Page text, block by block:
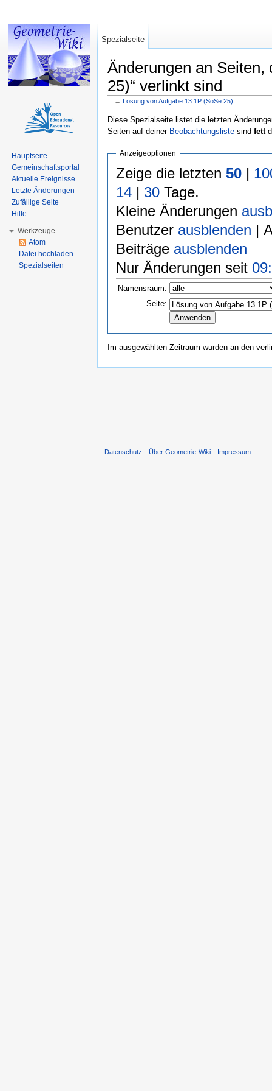
Änderungen an Seiten,
25)“ verlinkt sind
← Lösung von Aufgabe 13.1P (SoSe 25)
Diese Spezialseite listet die letzten
Seiten auf deiner Beobachtungsliste sind fett
Anzeigeoptionen
Zeige die letzten 50|
14| 30Tage.
Kleine Änderungen
Benutzer ausblenden |
Beiträge ausblenden
Nur Änderungen seit
Namensraum:
Seite:
Im ausgewählten Zeitraum wurden an den
Spezialseite
Hauptseite
Gemeinschaftsportal
Aktuelle Ereignisse
Letzte Änderungen
Zufällige Seite
Hilfe
Werkzeuge
Atom
Datei hochladen
Spezialseiten
Datenschutz Über Geometrie-Wiki Impressum